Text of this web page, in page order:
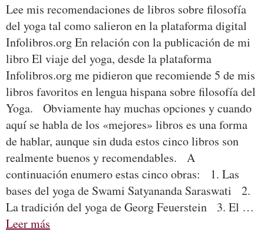
Lee mis recomendaciones de libros sobre filosofía
del yoga tal como salieron en la plataforma digital
Infolibros.org En relación con la publicación de mi
libro El viaje del yoga, desde la plataforma
Infolibros.org me pidieron que recomiende 5 de mis
libros favoritos en lengua hispana sobre filosofía del
Yoga. Obviamente hay muchas opciones y cuando
aquí se habla de los «mejores» libros es una forma
de hablar, aunque sin duda estos cinco libros son
realmente buenos y recomendables. A
continuación enumero estas cinco obras: 1. Las
bases del yoga de Swami Satyananda Saraswati 2.
La tradición del yoga de Georg Feuerstein 3. El …
Leer más